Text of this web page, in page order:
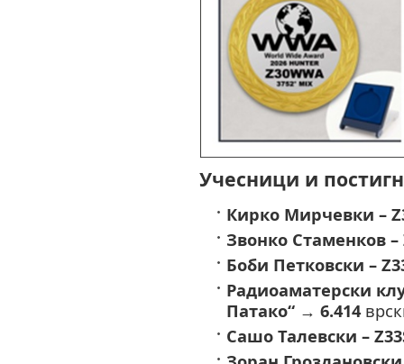
Учесници и
Кирко Мирчевки –
Звонко Стаменков –
Боби Петковски –
Радиоаматерски
Патако“→ 6.414
Сашо Талевски –